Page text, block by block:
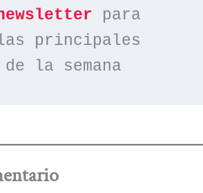
para
principales
la semana